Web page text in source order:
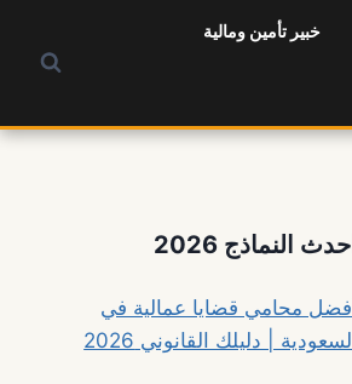
خبير تأمين ومالية
احدث النماذج 2026
أفضل محامي قضايا عمالية في
السعودية | دليلك القانوني 2026